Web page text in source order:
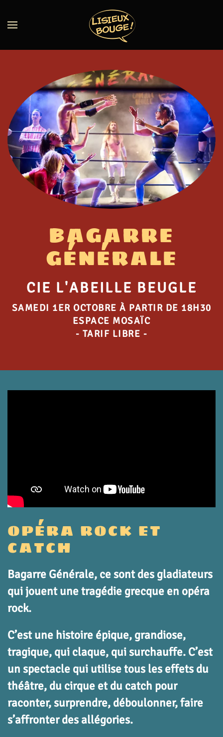
BAGARRE
GÉNÉRALE
CIE L'ABEILLE BEUGLE
SAMEDI 1ER OCTOBRE À PARTIR DE 18H30
ESPACE MOSAÏC
- TARIF LIBRE -
OPÉRA ROCK ET
CATCH
Bagarre Générale, ce sont des gladiateurs
qui jouent une tragédie grecque en opéra
rock.
C’est une histoire épique, grandiose,
tragique, qui claque, qui surchauffe. C’est
un spectacle qui utilise tous les effets du
théâtre, du cirque et du catch pour
raconter, surprendre, déboulonner, faire
s’affronter des allégories.